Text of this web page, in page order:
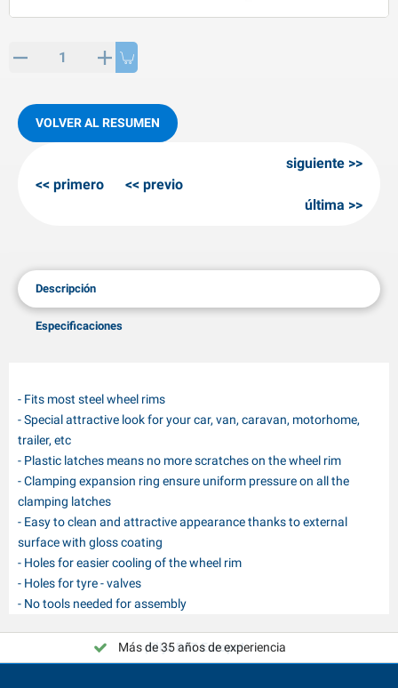
de SPP
AL-KO
para invierno
invernales
VOLVER AL RESUMEN
primero previo
siguiente
última
Descripción
Especificaciones
- Fits most steel wheel rims
- Special attractive look for your car, van, caravan, motorhome,
trailer, etc
- Plastic latches means no more scratches on the wheel rim
- Clamping expansion ring ensure uniform pressure on all the
clamping latches
- Easy to clean and attractive appearance thanks to external
surface with gloss coating
- Holes for easier cooling of the wheel rim
- Holes for tyre - valves
- No tools needed for assembly
¡Elija PAT Europe!
Más de 35 años de experiencia